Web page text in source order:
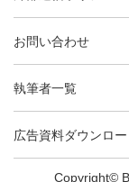
お問い合わせ
執筆者一覧
広告資料ダウンロー
Copyright©